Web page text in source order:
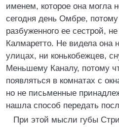
именем, которое она могла
сегодня день Омбре, потому
разбуженного ее сестрой,
Калмаретто. Не видела она
улицах, ни конькобежцев,
Меньшему Каналу, потому
появляться в комнатах с
но не письменные
нашла способ передать
При этой мысли губы